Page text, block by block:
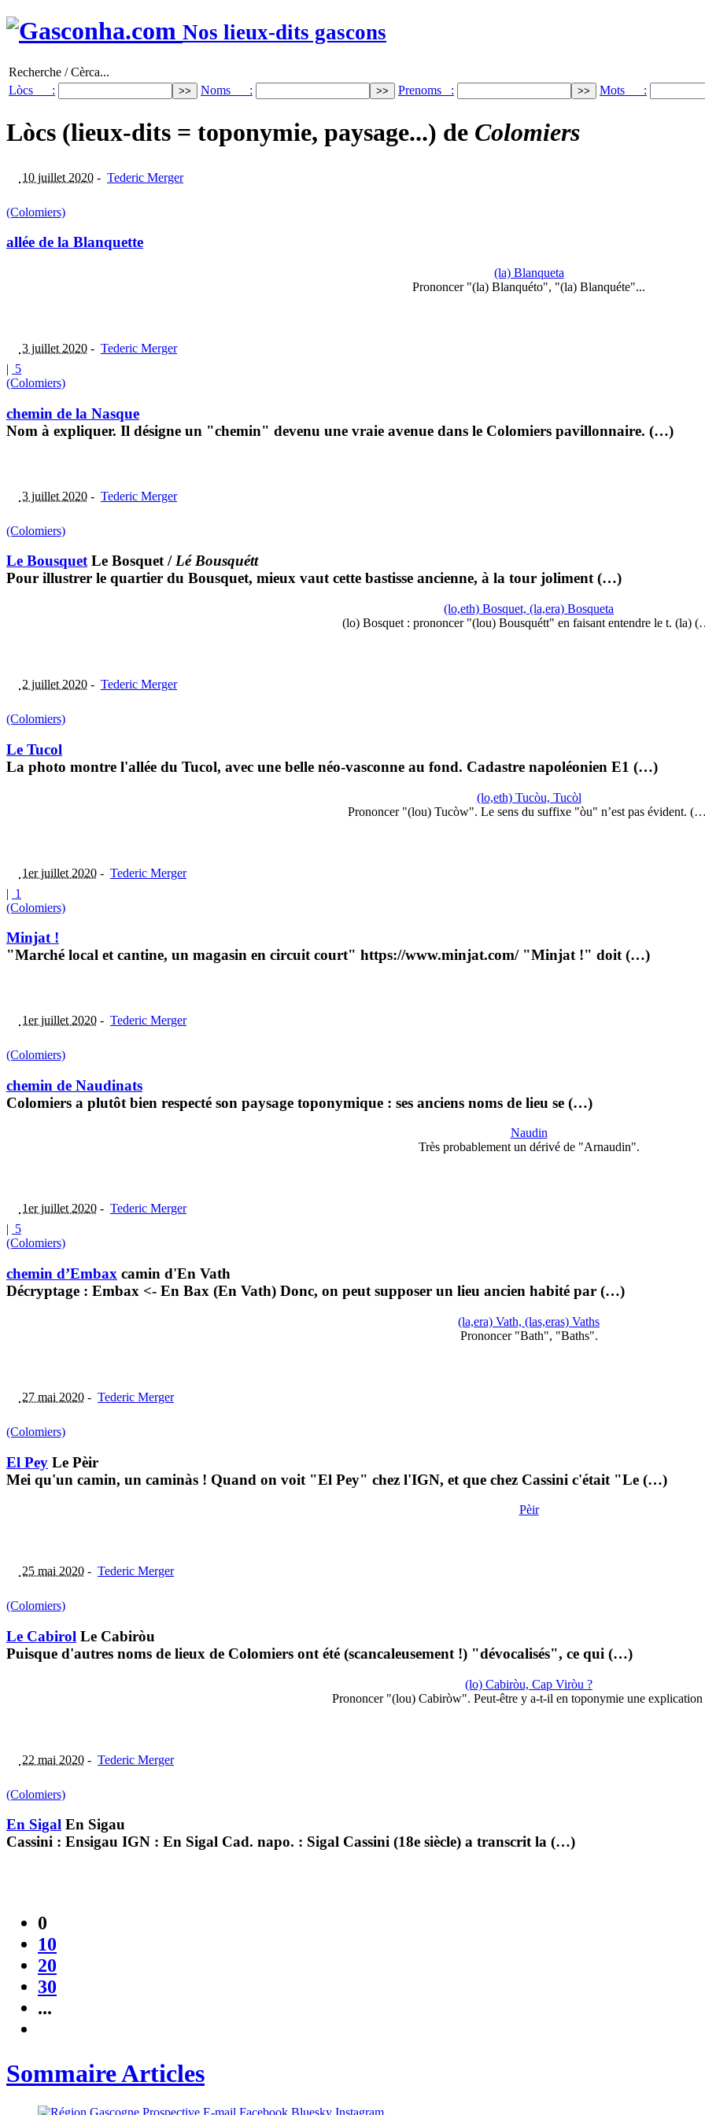
Nos lieux-dits gascons
Recherche / Cèrca...
Lòcs :
Noms : Prenoms : Mots :
Lòcs (lieux-dits = toponymie, paysage...) de Colomiers
10 juillet 2020 - Tederic Merger
(Colomiers)
allée de la Blanquette
(la) Blanqueta
Prononcer "(la) Blanquéto", "(la) Blanquéte"...
3 juillet 2020 - Tederic Merger
| 5
(Colomiers)
chemin de la Nasque
Nom à expliquer. Il désigne un "chemin" devenu une vraie avenue dans le Colomiers pavillonnaire. (…)
3 juillet 2020 - Tederic Merger
(Colomiers)
Le BousquetLe Bosquet/Lé Bousquétt
Pour illustrer le quartier du Bousquet, mieux vaut cette bastisse ancienne, à la tour joliment (…)
(lo,eth) Bosquet, (la,era) Bosqueta
(lo) Bosquet : prononcer "(lou) Bousquétt" en faisant entendre le t. (la)
2 juillet 2020 - Tederic Merger
(Colomiers)
Le Tucol
La photo montre l'allée du Tucol, avec une belle néo-vasconne au fond. Cadastre napoléonien E1 (…)
(lo,eth) Tucòu, Tucòl
Prononcer "(lou) Tucòw". Le sens du suffixe "òu" n’est pas évident.
1er juillet 2020 - Tederic Merger
| 1
(Colomiers)
Minjat !
"Marché local et cantine, un magasin en circuit court" https://www.minjat.com/ "Minjat !" doit (…)
1er juillet 2020 - Tederic Merger
(Colomiers)
chemin de Naudinats
Colomiers a plutôt bien respecté son paysage toponymique : ses anciens noms de lieu se (…)
Naudin
Très probablement un dérivé de "Arnaudin".
1er juillet 2020 - Tederic Merger
| 5
(Colomiers)
chemin d’Embax camin d'En Vath
Décryptage : Embax <- En Bax (En Vath) Donc, on peut supposer un lieu ancien habité par (…)
(la,era) Vath, (las,eras) Vaths
Prononcer "Bath", "Baths".
27 mai 2020 - Tederic Merger
(Colomiers)
El Pey Le Pèir
Mei qu'un camin, un caminàs ! Quand on voit "El Pey" chez l'IGN, et que chez Cassini c'était "Le (…)
Pèir
25 mai 2020 - Tederic Merger
(Colomiers)
Le Cabirol Le Cabiròu
Puisque d'autres noms de lieux de Colomiers ont été (scancaleusement !) "dévocalisés", ce qui (…)
(lo) Cabiròu, Cap Viròu ?
Prononcer "(lou) Cabiròw". Peut-être y a-t-il en toponymie une
22 mai 2020 - Tederic Merger
(Colomiers)
En Sigal En Sigau
Cassini : Ensigau IGN : En Sigal Cad. napo. : Sigal Cassini (18e siècle) a transcrit la (…)
0
10
20
30
...
Sommaire Articles